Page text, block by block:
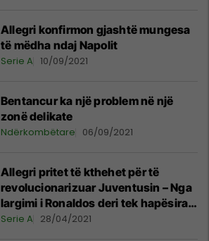
Allegri konfirmon gjashtë mungesa
të mëdha ndaj Napolit
Serie A 10/09/2021
Bentancur ka një problem në një
zonë delikate
Ndërkombëtare 06/09/2021
Allegri pritet të kthehet për të
revolucionarizuar Juventusin – Nga
largimi i Ronaldos deri tek hapësirat
për të rinjtë dhe transferimet e reja
Serie A 28/04/2021